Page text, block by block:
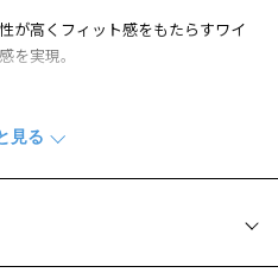
が高くフィット感をもたらすワイ
を実現。
定期間経過した商品などです。キ
ません。